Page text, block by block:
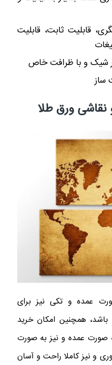
قابلیت ثابت، قابلیت
شیک و با ظرافت خاص
ساز
نقاشی ورق طلا
عمده و تکی نیز برای
باشد، همچنین امکان خرید
صورت عمده و نیزبه صورت
و نیز کاملا راحت و آسان